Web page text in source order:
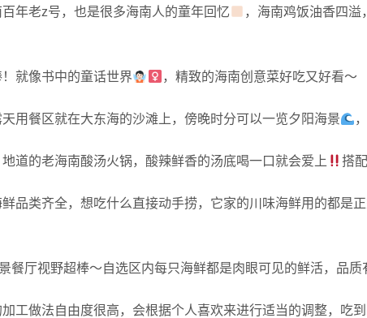
百年老z号，也是很多海南人的童年回忆
，海南鸡饭油香四溢
！就像书中的童话世界 ，精致的海南创意菜好吃又好看～
天用餐区就在大东海的沙滩上，傍晚时分可以一览夕阳海景
地道的老海南酸汤火锅，酸辣鲜香的汤底喝一口就会爱上 搭
鲜品类齐全，想吃什么直接动手捞，它家的川味海鲜用的都是
餐厅视野超棒～自选区内每只海鲜都是肉眼可见的鲜活，品质
加工做法自由度很高，会根据个人喜欢来进行适当的调整，吃到